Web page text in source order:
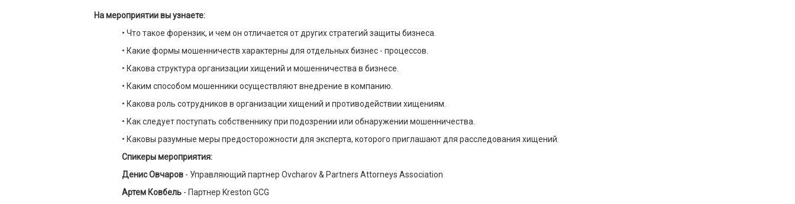
На мероприятии вы узнаете:
• Что такое форензик, и чем он отличается от других стратегий защиты бизнеса.
• Какие формы мошенничеств характерны для отдельных бизнес - процессов.
• Какова структура организации хищений и мошенничества в бизнесе.
• Каким способом мошенники осуществляют внедрение в компанию.
• Какова роль сотрудников в организации хищений и противодействии хищениям.
• Как следует поступать собственнику при подозрении или обнаружении мошенничества.
• Каковы разумные меры предосторожности для эксперта, которого приглашают для расследования хищений.
Спикеры мероприятия:
Денис Овчаров - Управляющий партнер Ovcharov & Partners Attorneys Association
Артем Ковбель - Партнер Kreston GCG